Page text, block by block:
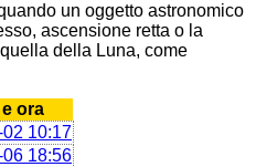
un oggetto astronomico
ascensione retta o la
della Luna, come
e ora
10:17
18:56